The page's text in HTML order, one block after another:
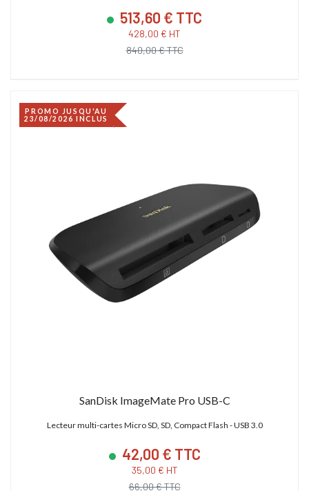
513,60 € TTC
428,00 € HT
840,00 € TTC
PROMO JUSQU'AU
23/08/2026 INCLUS
SanDisk ImageMate Pro USB-C
Lecteur multi-cartes Micro SD, SD, Compact Flash - USB 3.0
42,00 € TTC
35,00 € HT
66,00 € TTC